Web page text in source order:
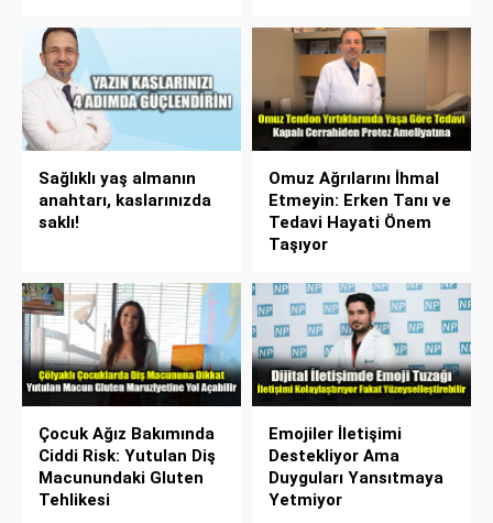
Sağlıklı yaş almanın
anahtarı, kaslarınızda
saklı!
Omuz Ağrılarını İhmal
Etmeyin: Erken Tanı ve
Tedavi Hayati Önem
Taşıyor
Çocuk Ağız Bakımında
Ciddi Risk: Yutulan Diş
Macunundaki Gluten
Tehlikesi
Emojiler İletişimi
Destekliyor Ama
Duyguları Yansıtmaya
Yetmiyor